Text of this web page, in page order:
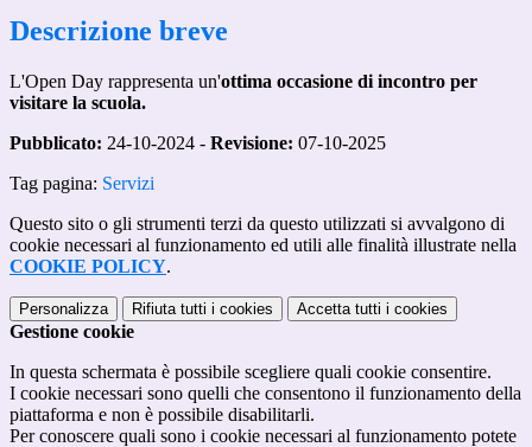
Descrizione breve
L'Open Day rappresenta un'ottima occasione di incontro per
visitare la scuola.
Pubblicato: 24-10-2024 - Revisione: 07-10-2025
Tag pagina: Servizi
Questo sito o gli strumenti terzi da questo utilizzati si avvalgono di
cookie necessari al funzionamento ed utili alle finalità illustrate nella
COOKIE POLICY.
Personalizza Rifiuta tutti i cookies Accetta tutti i cookies
Gestione cookie
In questa schermata è possibile scegliere quali cookie consentire.
I cookie necessari sono quelli che consentono il funzionamento della
piattaforma e non è possibile disabilitarli.
Per conoscere quali sono i cookie necessari al funzionamento potete